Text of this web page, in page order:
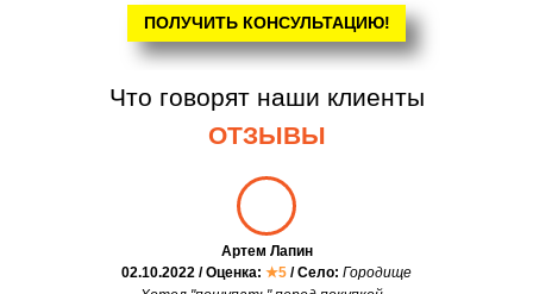
ПОЛУЧИТЬ КОНСУЛЬТАЦИЮ!
Что говорят наши клиенты
ОТЗЫВЫ
Артем Лапин
02.10.2022 / Оценка: ★5 / Село: Городище